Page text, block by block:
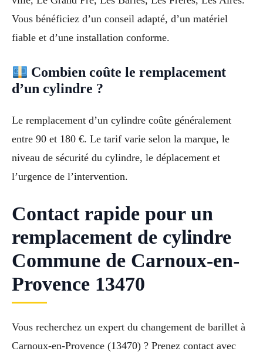
Vous bénéficiez d’un conseil adapté, d’un matériel
fiable et d’une installation conforme.
Combien coûte le remplacement
d’un cylindre ?
Le remplacement d’un cylindre coûte généralement
entre 90 et 180 €. Le tarif varie selon la marque, le
niveau de sécurité du cylindre, le déplacement et
l’urgence de l’intervention.
Contact rapide pour un
remplacement de cylindre
Commune de Carnoux-en-
Provence 13470
Vous recherchez un expert du changement de barillet à
Carnoux-en-Provence (13470) ? Prenez contact avec